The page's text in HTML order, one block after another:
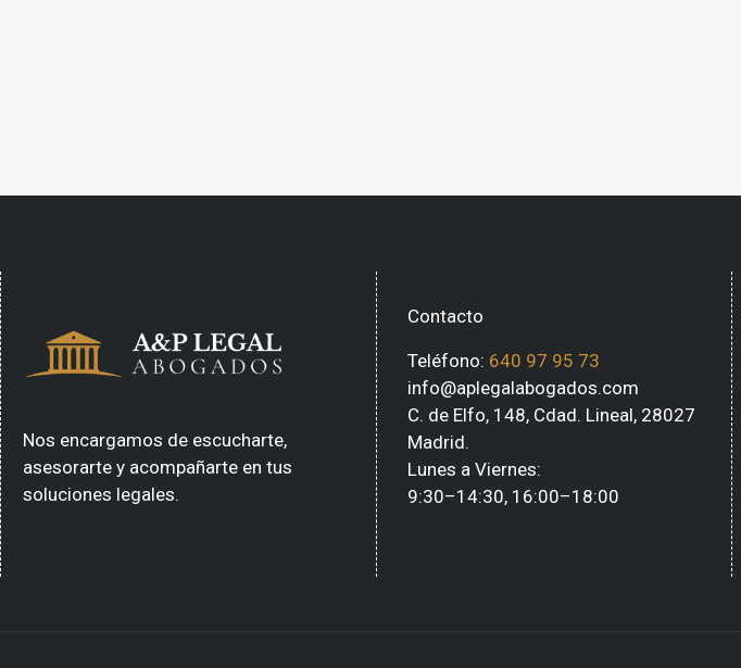
Nos encargamos de escucharte,
asesorarte y acompañarte en tus
soluciones legales.
Contacto
Teléfono: 640 97 95 73
info@aplegalabogados.com
C. de Elfo, 148, Cdad. Lineal, 28027
Madrid.
Lunes a Viernes:
9:30–14:30, 16:00–18:00